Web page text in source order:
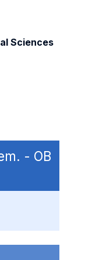
Sciences
- OB